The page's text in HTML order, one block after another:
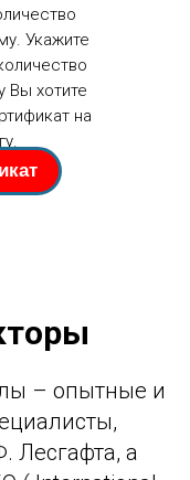
Укажите
Вы хотите
на
– опытные и
Лесгафта, а